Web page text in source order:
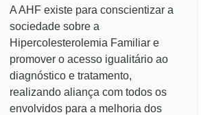
A AHF existe para conscientizar a
sociedade sobre a
Hipercolesterolemia Familiar e
promover o acesso igualitário ao
diagnóstico e tratamento,
realizando aliança com todos os
envolvidos para a melhoria dos